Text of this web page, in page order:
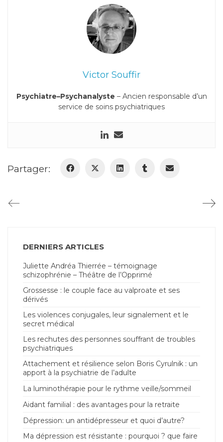
Victor Souffir
Psychiatre–Psychanalyste – Ancien responsable d’un
service de soins psychiatriques
Partager:
DERNIERS ARTICLES
Juliette Andréa Thierrée – témoignage
schizophrénie – Théâtre de l’Opprimé
Grossesse : le couple face au valproate et ses
dérivés
Les violences conjugales, leur signalement et le
secret médical
Les rechutes des personnes souffrant de troubles
psychiatriques
Attachement et résilience selon Boris Cyrulnik : un
apport à la psychiatrie de l’adulte
La luminothérapie pour le rythme veille/sommeil
Aidant familial : des avantages pour la retraite
Dépression: un antidépresseur et quoi d’autre?
Ma dépression est résistante : pourquoi ? que faire